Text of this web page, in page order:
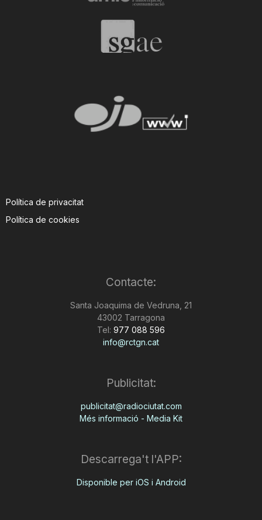
Política de privacitat
Política de cookies
Contacte:
Santa Joaquima de Vedruna, 21
43002 Tarragona
Tel: 977 088 596
info@rctgn.cat
Publicitat:
publicitat@radiociutat.com
Més informació - Media Kit
Descarrega't l'APP:
Disponible per iOS i Android